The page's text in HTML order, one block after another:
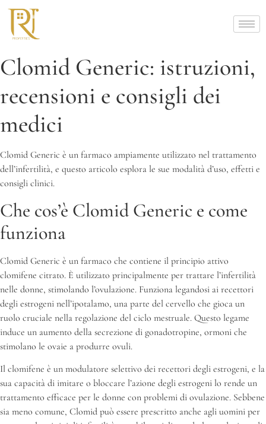
Clomid Generic: istruzioni,
recensioni e consigli dei
medici
Clomid Generic è un farmaco ampiamente utilizzato nel trattamento
dell’infertilità, e questo articolo esplora le sue modalità d’uso, effetti e
consigli clinici.
Che cos’è Clomid Generic e come
funziona
Clomid Generic è un farmaco che contiene il principio attivo
clomifene citrato. È utilizzato principalmente per trattare l’infertilità
nelle donne, stimolando l’ovulazione. Funziona legandosi ai recettori
degli estrogeni nell’ipotalamo, una parte del cervello che gioca un
ruolo cruciale nella regolazione del ciclo mestruale. Questo legame
induce un aumento della secrezione di gonadotropine, ormoni che
stimolano le ovaie a produrre ovuli.
Il clomifene è un modulatore selettivo dei recettori degli estrogeni, e la
sua capacità di imitare o bloccare l’azione degli estrogeni lo rende un
trattamento efficace per le donne con problemi di ovulazione. Sebbene
sia meno comune, Clomid può essere prescritto anche agli uomini per